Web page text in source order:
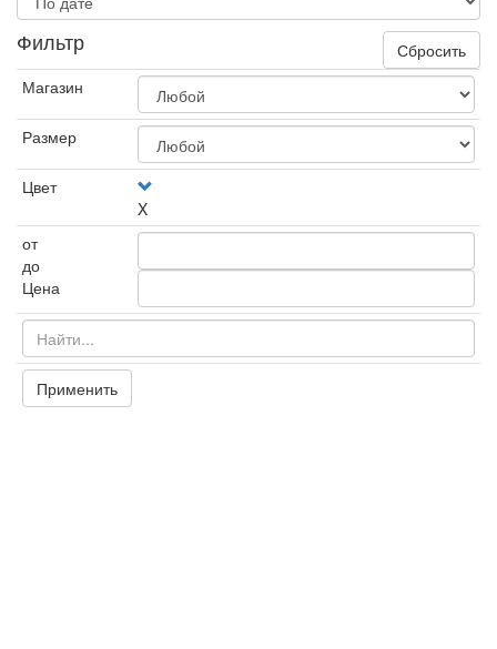
Фильтр
Сбросить
Магазин
Размер
Цвет
X
от
до
Цена
Применить